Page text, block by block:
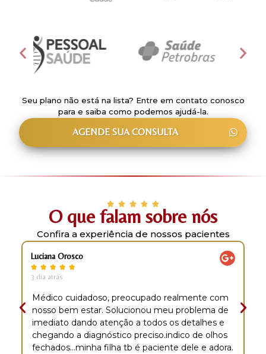
Seu plano não está na lista? Entre em contato conosco
para e saiba como podemos ajudá-la.
AGENDE SUA CONSULTA
O que falam sobre nós
Confira a experiência de nossos pacientes
Luciana Orosco
    
3 dia atrás
Médico cuidadoso, preocupado realmente com
nosso bem estar. Solucionou meu problema de
imediato dando atenção a todos os detalhes e
chegando a diagnóstico preciso.indico de olhos
fechados...minha filha tb é paciente dele e adora.